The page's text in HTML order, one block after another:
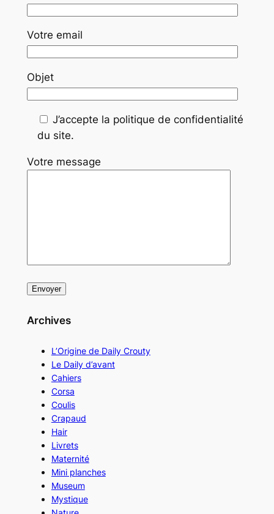
Votre email
Objet
J’accepte la politique de confidentialité
du site.
Votre message
Archives
L’Origine de Daily Crouty
Le Daily d’avant
Cahiers
Corsa
Coulis
Crapaud
Hair
Livrets
Maternité
Mini planches
Museum
Mystique